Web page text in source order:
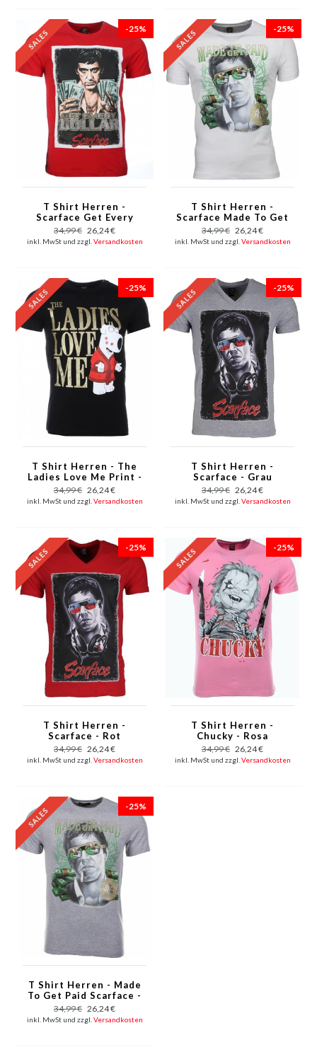
-25%
T Shirt Herren -
Scarface Get Every
Dollar Print - Rot
34,99 € 26,24 €
inkl. MwSt und zzgl. Versandkosten
-25%
T Shirt Herren -
Scarface Made To Get
Paid Print - Weiß
34,99 € 26,24 €
inkl. MwSt und zzgl. Versandkosten
-25%
T Shirt Herren - The
Ladies Love Me Print -
Schwarz
34,99 € 26,24 €
inkl. MwSt und zzgl. Versandkosten
-25%
T Shirt Herren -
Scarface - Grau
34,99 € 26,24 €
inkl. MwSt und zzgl. Versandkosten
-25%
T Shirt Herren -
Scarface - Rot
34,99 € 26,24 €
inkl. MwSt und zzgl. Versandkosten
-25%
T Shirt Herren -
Chucky - Rosa
34,99 € 26,24 €
inkl. MwSt und zzgl. Versandkosten
-25%
T Shirt Herren - Made
To Get Paid Scarface -
Grau
34,99 € 26,24 €
inkl. MwSt und zzgl. Versandkosten